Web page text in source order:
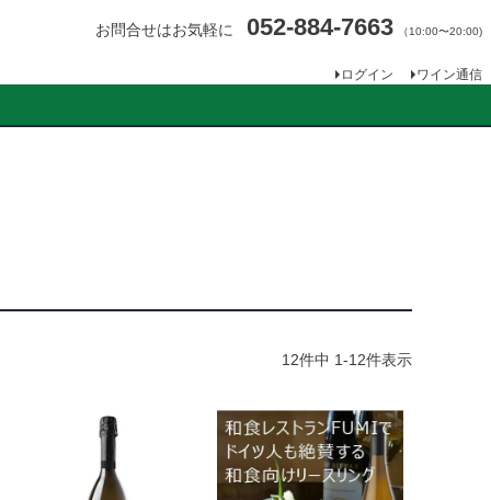
お問合せはお気軽に 052-884-7663 （10:00〜20:00)
ログイン ワイン通信
12件中 1-12件表示